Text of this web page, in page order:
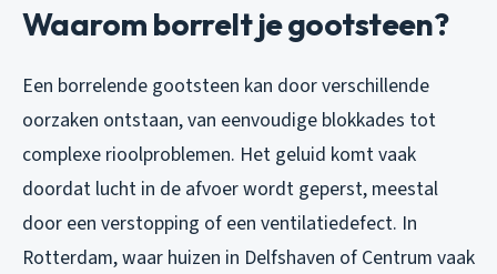
Waarom borrelt je gootsteen?
Een borrelende gootsteen kan door verschillende
oorzaken ontstaan, van eenvoudige blokkades tot
complexe rioolproblemen. Het geluid komt vaak
doordat lucht in de afvoer wordt geperst, meestal
door een verstopping of een ventilatiedefect. In
Rotterdam, waar huizen in Delfshaven of Centrum vaak